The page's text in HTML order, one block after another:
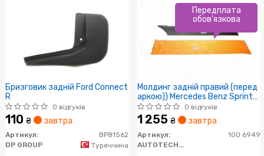
Бризговик задній Ford Connect
R
0 відгуків
110 ₴ завтра
Артикул:
BP81562
DP GROUP
Туреччина
Молдинг задній правий (перед
аркою)) Mercedes Benz Sprinter
W906 / VW Crafter
0 відгуків
1 255 ₴ завтра
Артикул:
100 6949
AUTOTECHTEILE
Передплата
обов'язкова